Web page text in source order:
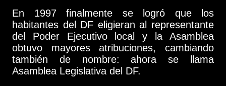
En 1997 finalmente se logró que los
habitantes del DF eligieran al representante
del Poder Ejecutivo local y la Asamblea
obtuvo mayores atribuciones, cambiando
también de nombre: ahora se llama
Asamblea Legislativa del DF.